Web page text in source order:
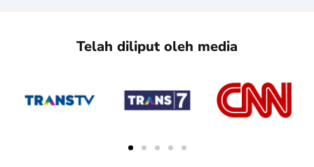
Telah diliput oleh media